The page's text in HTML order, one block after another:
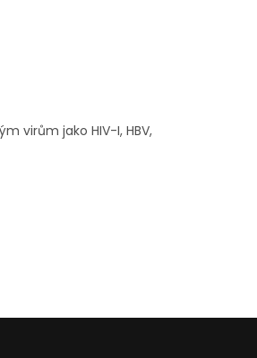
virům jako HIV-I, HBV,